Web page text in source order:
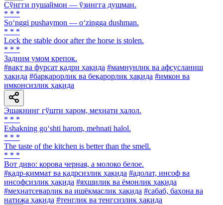
Сўнгги пушаймон — ўзингга душман.
* * *
So‘nggi pushaymon — o‘zingga dushman.
* * *
Lock the stable door after the horse is stolen.
* * *
Задним умом крепок.
#вақт ва фурсат қадри ҳақида #мамнунлик ва афсусланиш
ҳақида #барқарорлик ва беқарорлик ҳақида #имкон ва
имконсизлик ҳақида
Эшакнинг гўшти ҳаром, меҳнати ҳалол.
* * *
Eshakning go‘shti harom, mehnati halol.
* * *
The taste of the kitchen is better than the smell.
* * *
Вот диво: корова черная, а молоко белое.
#қадр-қиммат ва қадрсизлик ҳақида #адолат, инсоф ва
инсофсизлик ҳақида #яхшилик ва ёмонлик ҳақида
#меҳнатсеварлик ва ишёқмаслик ҳақида #сабаб, баҳона ва
натижа ҳақида #тенглик ва тенгсизлик ҳақида